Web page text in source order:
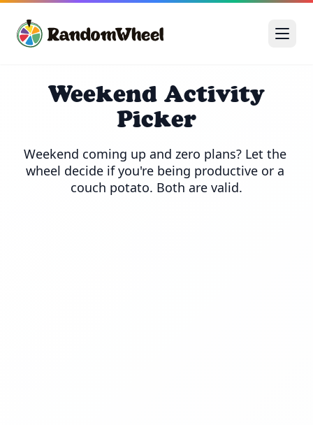
Weekend Activity
Picker
Weekend coming up and zero plans? Let the
wheel decide if you're being productive or a
couch potato. Both are valid.